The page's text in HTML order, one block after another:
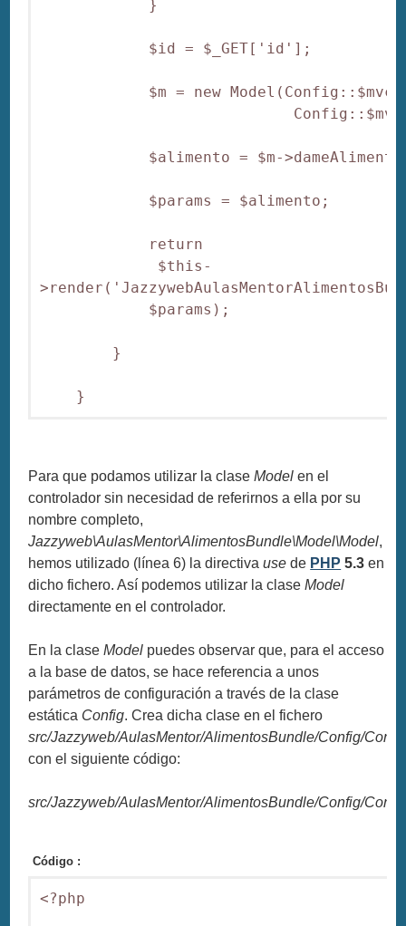
}
$id = $_GET['id'];
$m = new
Config::$mvc_bd_clave,
$alimento = $m-
$params = $alimento;
return
$this-
$params);
}
}
Para que podamos utilizar la claseModel en el
controlador sin necesidad de referirnos a ella por su
nombre completo,
Jazzyweb\AulasMentor\AlimentosBundle\Model\Model,
hemos utilizado (línea 6) la directivause de PHP 5.3 en
dicho fichero. Así podemos utilizar la claseModel
directamente en el controlador.
En la claseModel puedes observar que, para el acceso
a la base de datos, se hace referencia a unos
parámetros de configuración a través de la clase
estática Config. Crea dicha clase en el fichero
src/Jazzyweb/AulasMentor/AlimentosBundle/Config/
con el siguiente código:
src/Jazzyweb/AulasMentor/AlimentosBundle/Config/
Código :
<?php